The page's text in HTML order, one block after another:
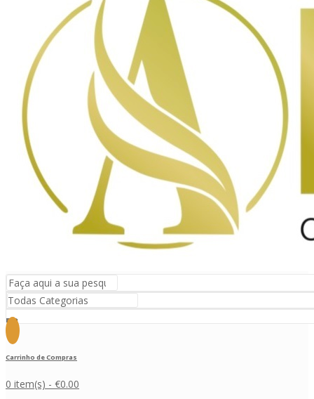
Carrinho de Compras
0 item(s) - €0.00